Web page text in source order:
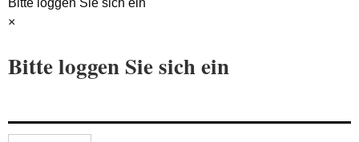
×
Bitte loggen Sie sich ein